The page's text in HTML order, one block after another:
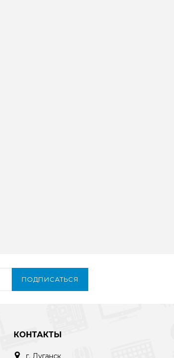
ПОДПИСАТЬСЯ
КОНТАКТЫ
г. Луганск